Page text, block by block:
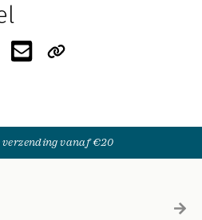
vanaf €20